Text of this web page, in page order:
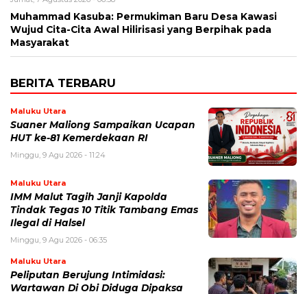
Muhammad Kasuba: Permukiman Baru Desa Kawasi
Wujud Cita-Cita Awal Hilirisasi yang Berpihak pada
Masyarakat
BERITA TERBARU
Maluku Utara
Suaner Maliong Sampaikan Ucapan
HUT ke-81 Kemerdekaan RI
Minggu, 9 Agu 2026 - 11:24
Maluku Utara
IMM Malut Tagih Janji Kapolda
Tindak Tegas 10 Titik Tambang Emas
Ilegal di Halsel
Minggu, 9 Agu 2026 - 06:35
Maluku Utara
Peliputan Berujung Intimidasi:
Wartawan Di Obi Diduga Dipaksa